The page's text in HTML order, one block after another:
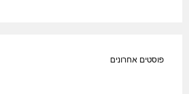
פוסטים אחרונים